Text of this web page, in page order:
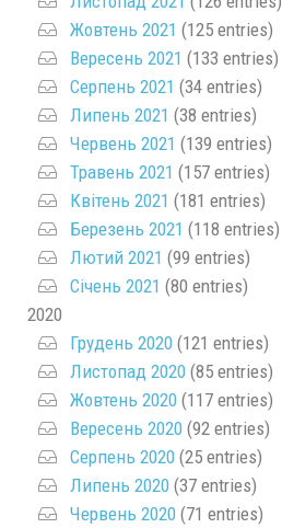
Жовтень 2021 (125 entries)
Вересень 2021 (133 entries)
Серпень 2021 (34 entries)
Липень 2021 (38 entries)
Червень 2021 (139 entries)
Травень 2021 (157 entries)
Квітень 2021 (181 entries)
Березень 2021 (118 entries)
Лютий 2021 (99 entries)
Січень 2021 (80 entries)
2020
Грудень 2020 (121 entries)
Листопад 2020 (85 entries)
Жовтень 2020 (117 entries)
Вересень 2020 (92 entries)
Серпень 2020 (25 entries)
Липень 2020 (37 entries)
Червень 2020 (71 entries)